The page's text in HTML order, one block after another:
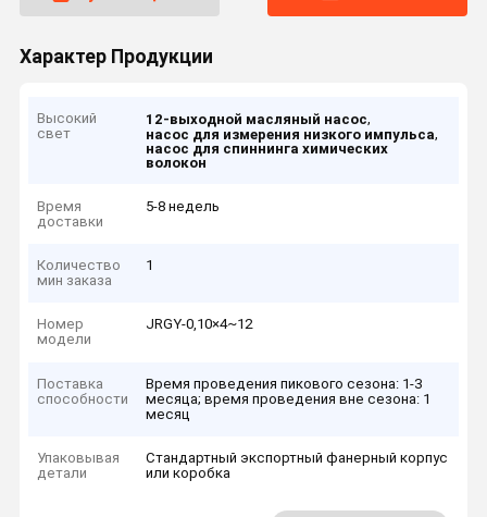
Характер Продукции
Высокий
свет
12-выходной масляный насос,
насос для измерения низкого импульса,
насос для спиннинга химических
волокон
Время
доставки
5-8 недель
Количество
мин заказа
1
Номер
модели
JRGY-0,10×4~12
Поставка
способности
Время проведения пикового сезона: 1-3
месяца; время проведения вне сезона: 1
месяц
Упаковывая
детали
Стандартный экспортный фанерный корпус
или коробка